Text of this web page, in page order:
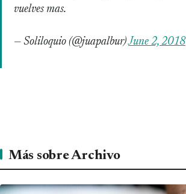
vuelves mas.
— Soliloquio (@juapalbur)June 2, 2018
Más sobre Archivo